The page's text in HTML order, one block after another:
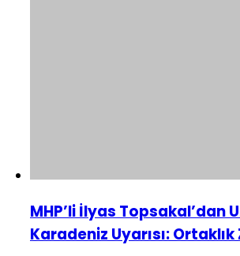
MHP’li İlyas Topsakal’dan
Karadeniz Uyarısı: